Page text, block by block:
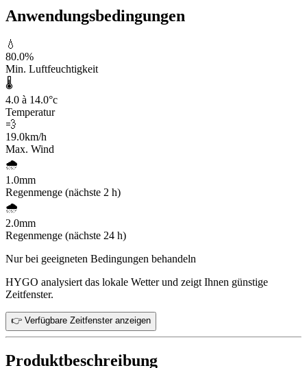
Anwendungsbedingungen
💧
80.0%
Min. Luftfeuchtigkeit
🌡️
4.0 à 14.0°c
Temperatur
💨
19.0km/h
Max. Wind
🌧️
1.0mm
Regenmenge (nächste 2 h)
🌧️
2.0mm
Regenmenge (nächste 24 h)
Nur bei geeigneten Bedingungen behandeln
HYGO analysiert das lokale Wetter und zeigt Ihnen günstige
Zeitfenster.
👉 Verfügbare Zeitfenster anzeigen
Produktbeschreibung